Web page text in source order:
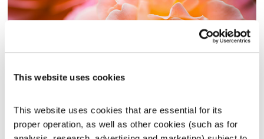
This website uses cookies
This website uses cookies that are essential for its
proper operation, as well as other cookies (such as for
פרשת "וייגש"
לשם שינוי
אירי ריקיןושמואל וילוז'ני